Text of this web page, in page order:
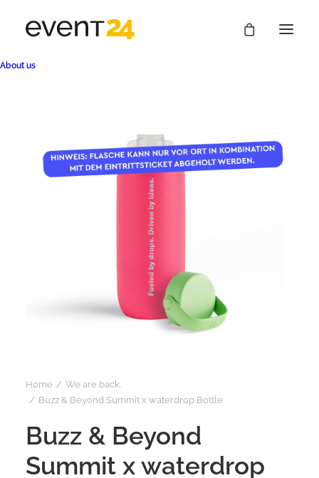
About us
Home
We are back.
Buzz & Beyond Summit x waterdrop Bottle
Buzz & Beyond
Summit x waterdrop